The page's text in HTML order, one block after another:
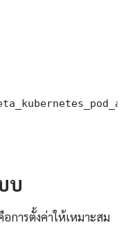
บ
การตั้งค่าให้เหมาะสม